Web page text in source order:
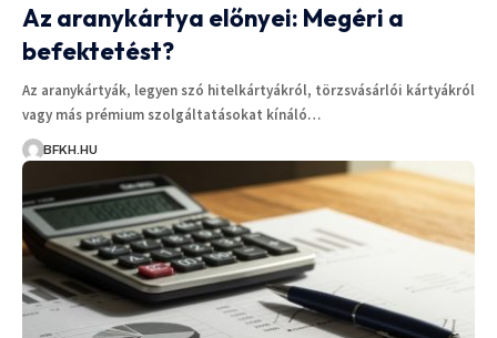
Az aranykártya előnyei: Megéri a
befektetést?
Az aranykártyák, legyen szó hitelkártyákról, törzsvásárlói kártyákról
vagy más prémium szolgáltatásokat kínáló…
BFKH.HU